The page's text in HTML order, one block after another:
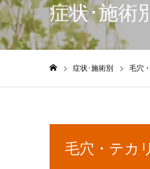
症状･施術
症状･施術別 毛穴
毛穴・テカリ